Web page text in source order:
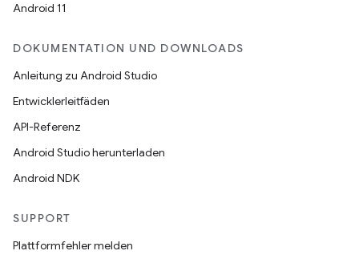
Android 11
DOKUMENTATION UND DOWNLOADS
Anleitung zu Android Studio
Entwicklerleitfäden
API-Referenz
Android Studio herunterladen
Android NDK
SUPPORT
Plattformfehler melden